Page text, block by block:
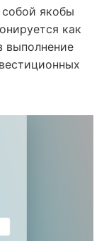
якобы
как
выполнение